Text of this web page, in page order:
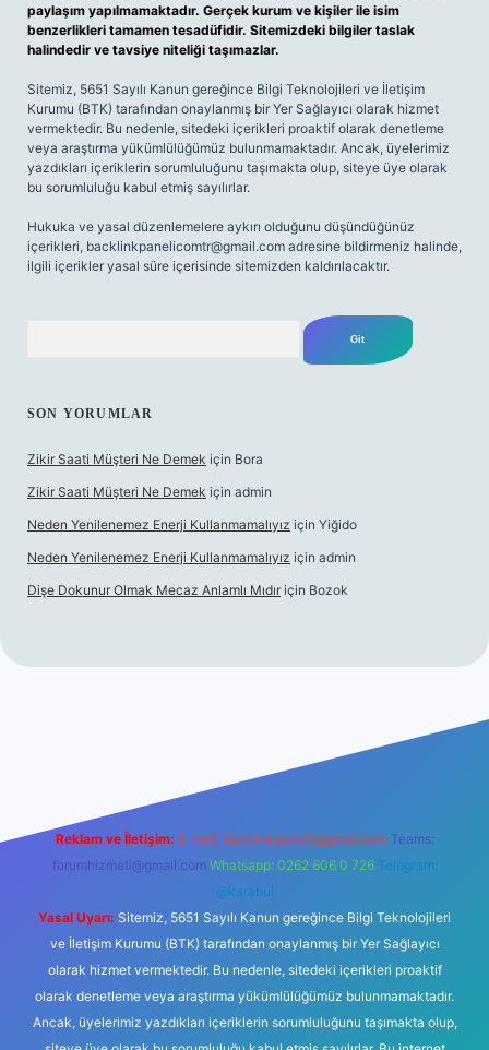
paylaşım yapılmamaktadır. Gerçek kurum ve kişiler ile isim
benzerlikleri tamamen tesadüfidir. Sitemizdeki bilgiler taslak
halindedir ve tavsiye niteliği taşımazlar.
Sitemiz, 5651 Sayılı Kanun gereğince Bilgi Teknolojileri ve İletişim
Kurumu (BTK) tarafından onaylanmış bir Yer Sağlayıcı olarak hizmet
vermektedir. Bu nedenle, sitedeki içerikleri proaktif olarak denetleme
veya araştırma yükümlülüğümüz bulunmamaktadır. Ancak, üyelerimiz
yazdıkları içeriklerin sorumluluğunu taşımakta olup, siteye üye olarak
bu sorumluluğu kabul etmiş sayılırlar.
Hukuka ve yasal düzenlemelere aykırı olduğunu düşündüğünüz
içerikleri, backlinkpanelicomtr@gmail.com adresine bildirmeniz halinde,
ilgili içerikler yasal süre içerisinde sitemizden kaldırılacaktır.
SON YORUMLAR
Zikir Saati Müşteri Ne Demek için Bora
Zikir Saati Müşteri Ne Demek için admin
Neden Yenilenemez Enerji Kullanmamalıyız için Yiğido
Neden Yenilenemez Enerji Kullanmamalıyız için admin
Dişe Dokunur Olmak Mecaz Anlamlı Mıdır için Bozok
Reklam ve İletişim: E-mail: backlinkpaneli@gmail.com Teams:
forumhizmeti@gmail.com Whatsapp: 0262 606 0 726 Telegram:
@karabul
Yasal Uyarı: Sitemiz, 5651 Sayılı Kanun gereğince Bilgi Teknolojileri
ve İletişim Kurumu (BTK) tarafından onaylanmış bir Yer Sağlayıcı
olarak hizmet vermektedir. Bu nedenle, sitedeki içerikleri proaktif
olarak denetleme veya araştırma yükümlülüğümüz bulunmamaktadır.
Ancak, üyelerimiz yazdıkları içeriklerin sorumluluğunu taşımakta olup,